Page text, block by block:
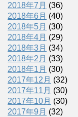
2018年7月 (36)
2018年6月 (40)
2018年5月 (30)
2018年4月 (29)
2018年3月 (34)
2018年2月 (33)
2018年1月 (30)
2017年12月 (32)
2017年11月 (30)
2017年10月 (30)
2017年9月 (32)